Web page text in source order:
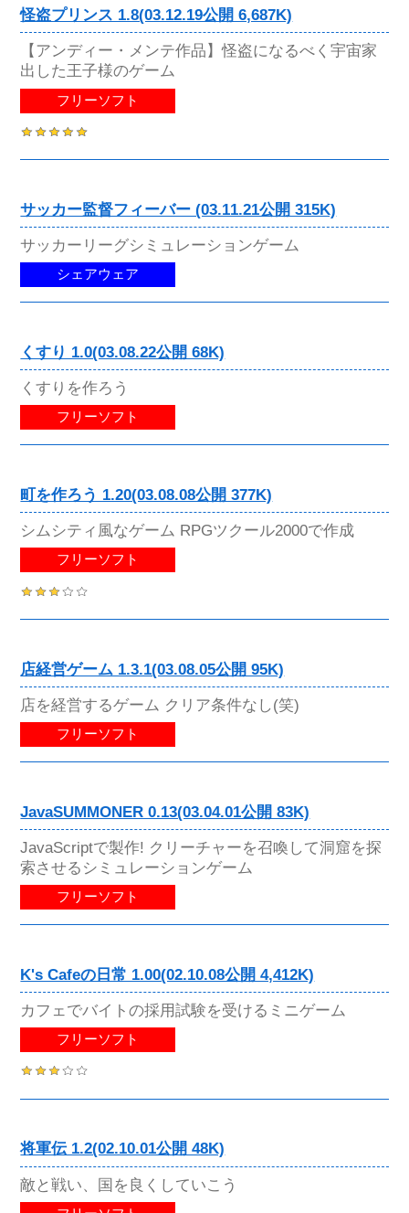
怪盗プリンス 1.8(03.12.19公開 6,687K)
【アンディー・メンテ作品】怪盗になるべく宇宙家
出した王子様のゲーム
フリーソフト
サッカー監督フィーバー (03.11.21公開 315K)
サッカーリーグシミュレーションゲーム
シェアウェア
くすり 1.0(03.08.22公開 68K)
くすりを作ろう
フリーソフト
町を作ろう 1.20(03.08.08公開 377K)
シムシティ風なゲーム RPGツクール2000で作成
フリーソフト
店経営ゲーム 1.3.1(03.08.05公開 95K)
店を経営するゲーム クリア条件なし(笑)
フリーソフト
JavaSUMMONER 0.13(03.04.01公開 83K)
JavaScriptで製作! クリーチャーを召喚して洞窟を探
索させるシミュレーションゲーム
フリーソフト
K's Cafeの日常 1.00(02.10.08公開 4,412K)
カフェでバイトの採用試験を受けるミニゲーム
フリーソフト
将軍伝 1.2(02.10.01公開 48K)
敵と戦い、国を良くしていこう